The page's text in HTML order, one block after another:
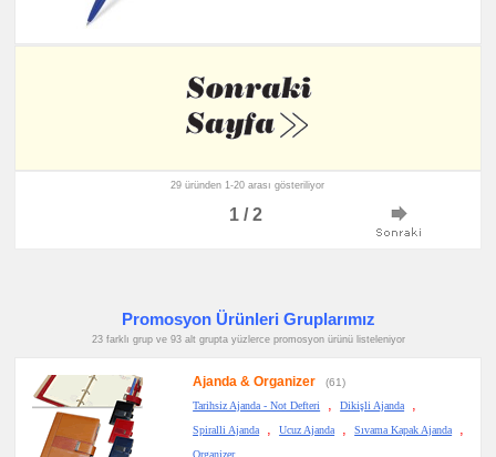
29 üründen 1-20 arası gösteriliyor
1 / 2
Promosyon Ürünleri Gruplarımız
23 farklı grup ve 93 alt grupta yüzlerce promosyon ürünü listeleniyor
Ajanda & Organizer
(61)
Tarihsiz Ajanda - Not Defteri
, Dikişli Ajanda ,
Spiralli Ajanda , Ucuz Ajanda , Sıvama Kapak Ajanda ,